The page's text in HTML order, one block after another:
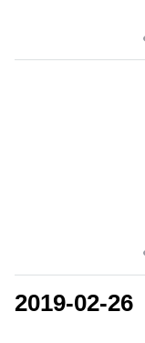
2019-02-26